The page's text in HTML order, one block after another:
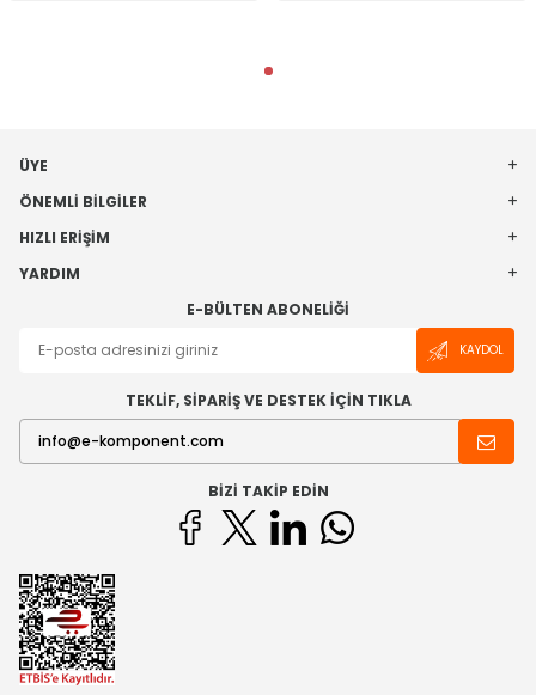
ÜYE
ÖNEMLI BILGILER
HIZLI ERIŞIM
YARDIM
E-BÜLTEN ABONELIĞI
KAYDOL
TEKLİF, SİPARİŞ VE DESTEK İÇİN TIKLA
BIZI TAKIP EDIN